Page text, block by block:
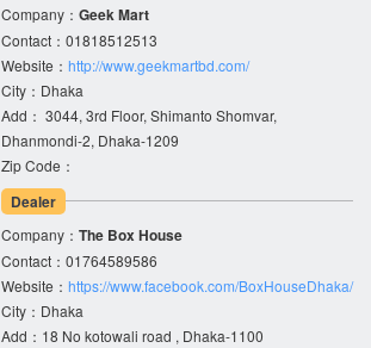
Company： Geek Mart
Contact：01818512513
Website： http://www.geekmartbd.com/
City：Dhaka
Add： 3044, 3rd Floor, Shimanto Shomvar,
Dhanmondi-2, Dhaka-1209
Zip Code：
Dealer
Company： The Box House
Contact：01764589586
Website： https://www.facebook.com/BoxHouseDhaka/
City：Dhaka
Add：18 No kotowali road , Dhaka-1100